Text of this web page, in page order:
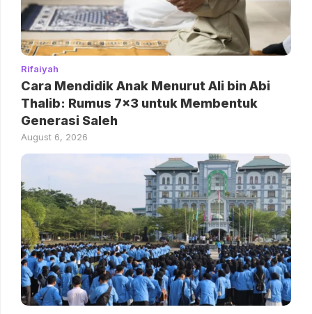
Rifaiyah
Cara Mendidik Anak Menurut Ali bin Abi
Thalib: Rumus 7×3 untuk Membentuk
Generasi Saleh
August 6, 2026